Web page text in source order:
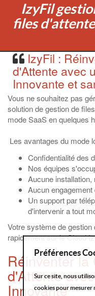
IzyFil
files d'attente
IzyFil :
d'Attente avec
Innovante et
Vous ne souhaitez pas
solution de gestion de
mode SaaS en quelques
Les avantages du mode
Confidentialité des
Nos équipes
Aucune
Aucun engagement
Un support par
d'intervenir a tout
Votre système de gestion
rapidement sur le Cloud
Réinventer
d'Attente
Innovante
Préférences
Sur ce site, nous
cookies pour mesurer